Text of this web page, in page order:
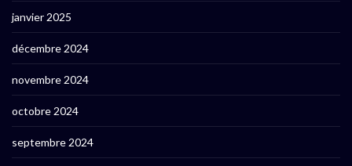
janvier 2025
décembre 2024
novembre 2024
octobre 2024
septembre 2024